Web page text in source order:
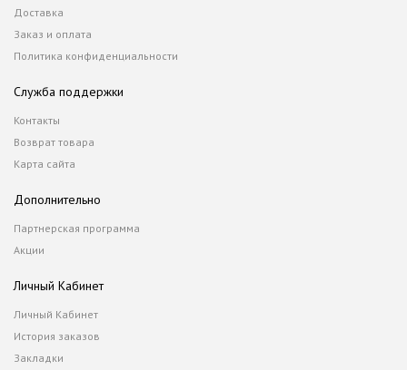
Доставка
Заказ и оплата
Политика конфиденциальности
Служба поддержки
Контакты
Возврат товара
Карта сайта
Дополнительно
Партнерская программа
Акции
Личный Кабинет
Личный Кабинет
История заказов
Закладки